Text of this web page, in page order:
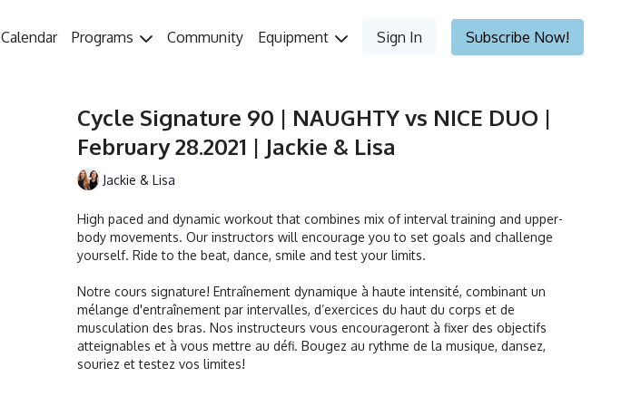
Calendar Programs Community Equipment Sign In Subscribe Now!
Cycle Signature 90 | NAUGHTY vs NICE DUO |
February 28.2021 | Jackie & Lisa
Jackie & Lisa
High paced and dynamic workout that combines mix of interval training and upper-
body movements. Our instructors will encourage you to set goals and challenge
yourself. Ride to the beat, dance, smile and test your limits.
Notre cours signature! Entraînement dynamique à haute intensité, combinant un
mélange d'entraînement par intervalles, d’exercices du haut du corps et de
musculation des bras. Nos instructeurs vous encourageront à fixer des objectifs
atteignables et à vous mettre au défi. Bougez au rythme de la musique, dansez,
souriez et testez vos limites!